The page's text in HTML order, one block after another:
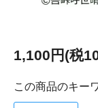
1,100円(税
この商品のキー